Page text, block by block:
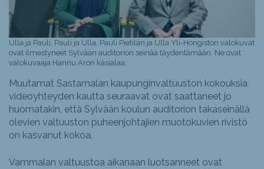
Ulla ja Pauli, Pauli ja Ulla. Pauli Pietilän ja Ulla Yli-Hongiston valokuvat
ovat ilmestyneet Sylvään auditorion seinää täydentämään. Ne ovat
valokuvaaja Hannu Aron käsialaa.
Muutamat Sastamalan kaupunginvaltuuston kokouksia
videoyhteyden kautta seuraavat ovat saattaneet jo
huomatakin, että Sylvään koulun auditorion takaseinällä
olevien valtuuston puheenjohtajien muotokuvien rivistö
on kasvanut kokoa.
Vammalan valtuustoa aikanaan luotsanneet ovat